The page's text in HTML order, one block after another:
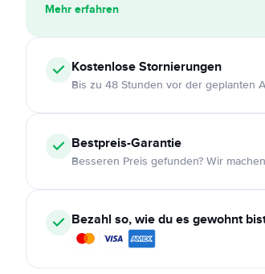
Mehr erfahren
KostenloseStornierungen
Bis zu 48 Stunden vor der geplanten
Bestpreis-Garantie
Besseren Preis gefunden? Wir
Bezahl so, wie du es gewohnt